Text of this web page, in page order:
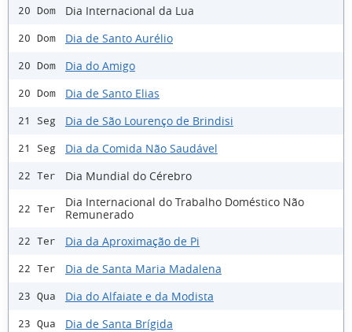
20 Dom Dia Internacional da Lua
20 Dom Dia de Santo Aurélio
20 Dom Dia do Amigo
20 Dom Dia de Santo Elias
21 Seg Dia de São Lourenço de Brindisi
21 Seg Dia da Comida Não Saudável
22 Ter Dia Mundial do Cérebro
22 Ter
Dia Internacional do Trabalho Doméstico Não
Remunerado
22 Ter Dia da Aproximação de Pi
22 Ter Dia de Santa Maria Madalena
23 Qua Dia do Alfaiate e da Modista
23 Qua Dia de Santa Brígida